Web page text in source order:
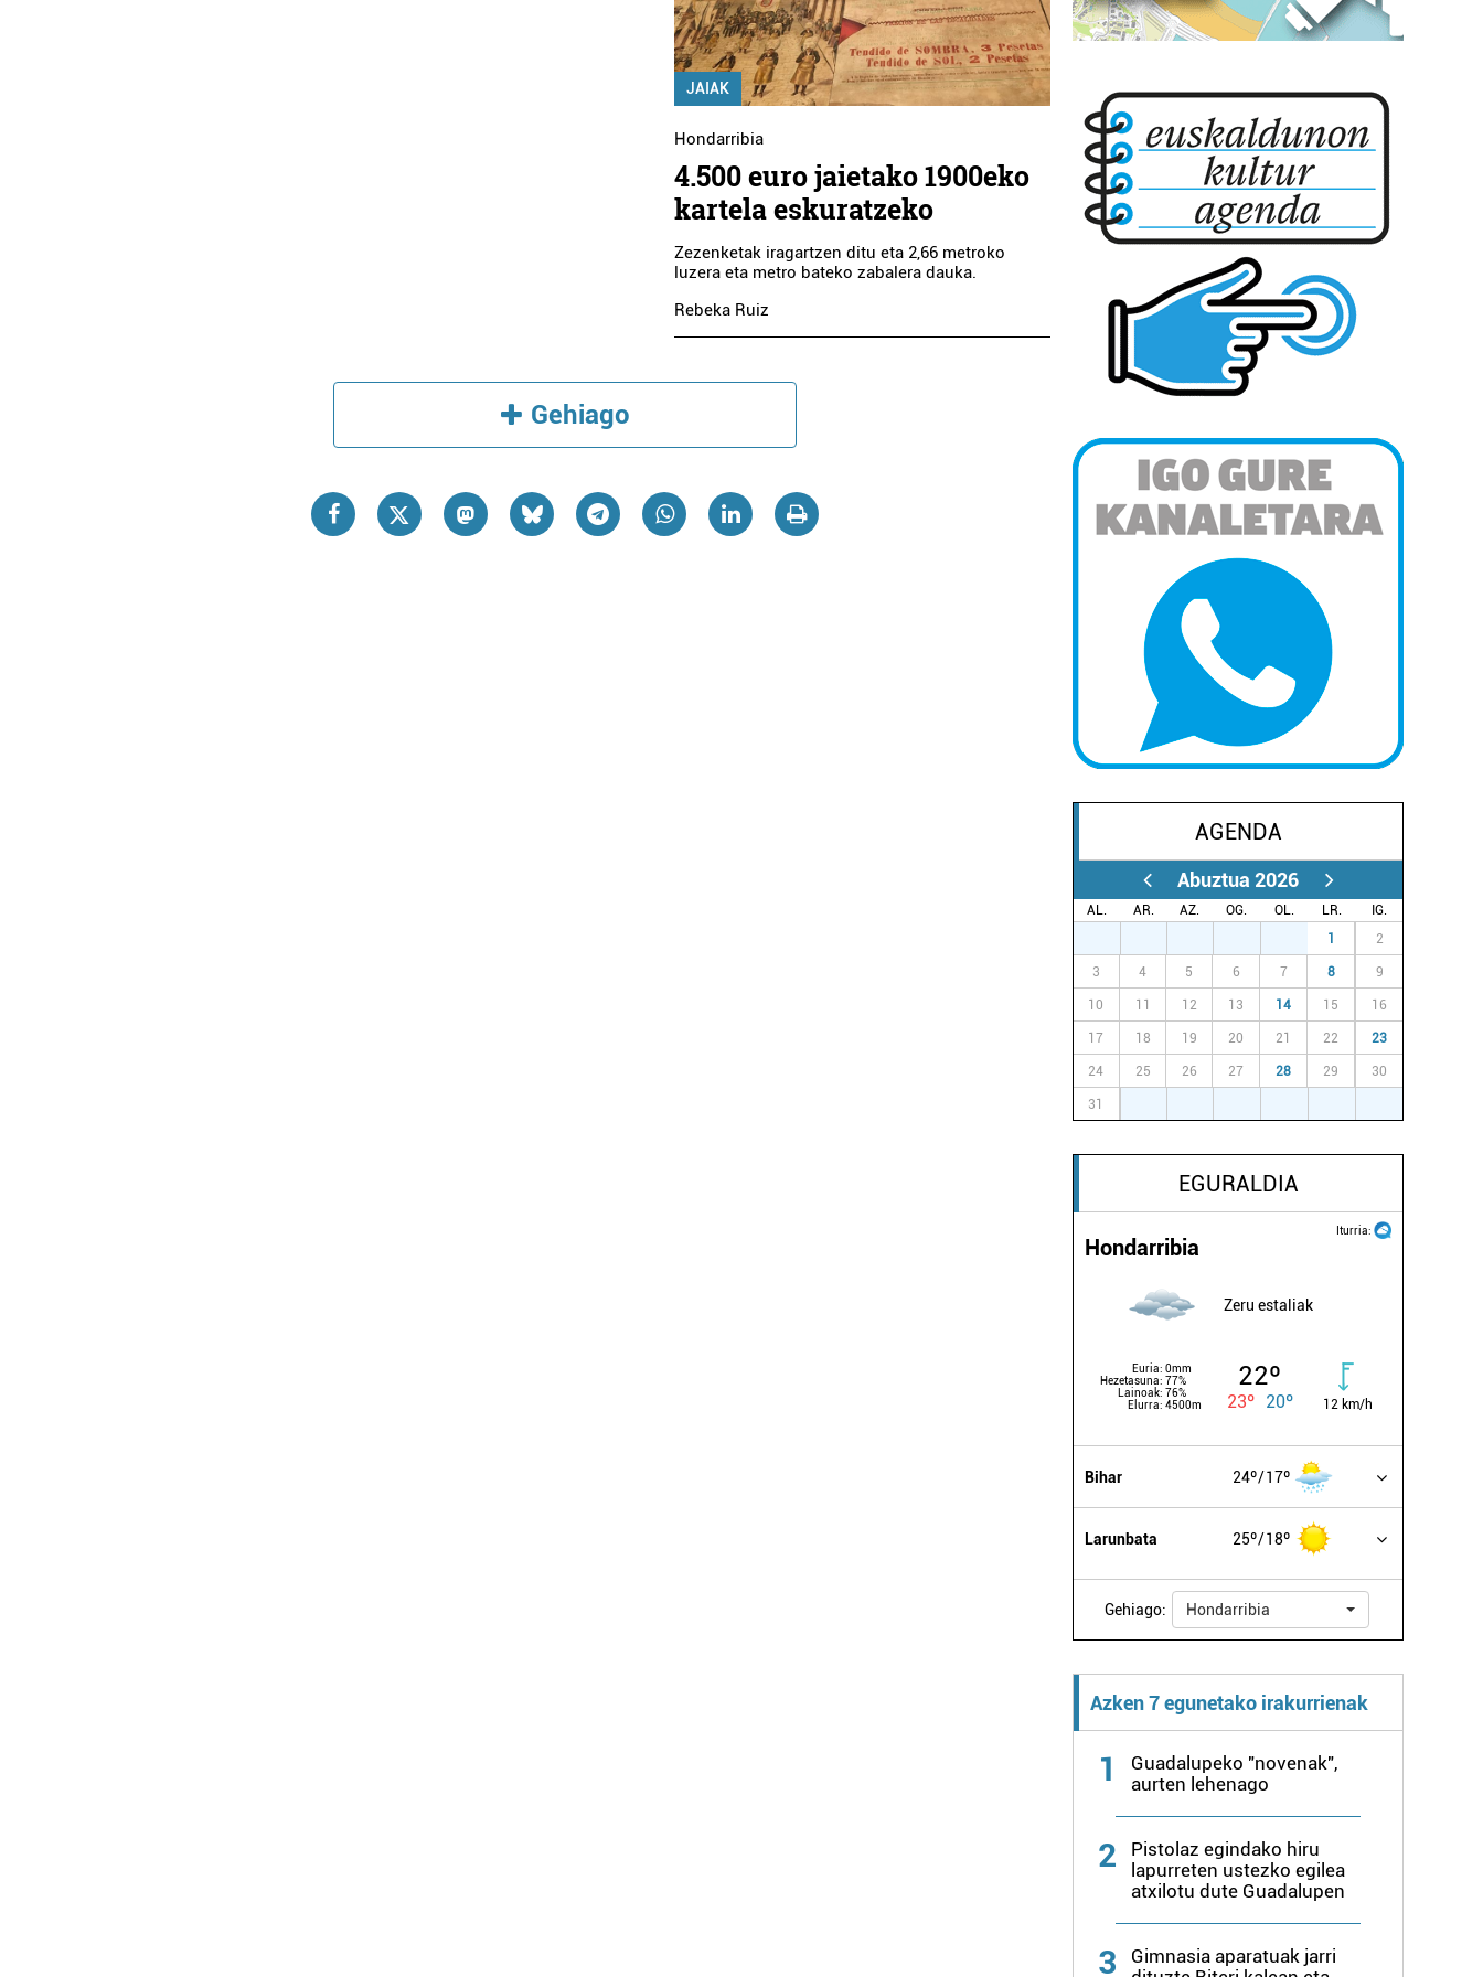
JAIAK
Hondarribia
4.500 euro jaietako 1900eko
kartela eskuratzeko
Zezenketak iragartzen ditu eta 2,66 metroko
luzera eta metro bateko zabalera dauka.
Rebeka Ruiz
Gehiago
AGENDA
Abuztua 2026
AL. AR. AZ. OG. OL. LR.
IG.
1 2
3 4 5 6 7 8 9
10 11 12 13 14 15 16
17 18 19 20 21 22 23
24 25 26 27 28 29 30
31
EGURALDIA
Iturria:
Hondarribia
Zeru estaliak
Euria: 0mm
Hezetasuna: 77%
Lainoak: 76%
Elurra: 4500m
22º
23º 20º 12 km/h
Bihar 24º 17º
Larunbata 25º 18º
Gehiago: Hondarribia
Azken 7 egunetako irakurrienak
1
Guadalupeko "novenak",
aurten lehenago
2
Pistolaz egindako hiru
lapurreten ustezko egilea
atxilotu dute Guadalupen
3
Gimnasia aparatuak jarri